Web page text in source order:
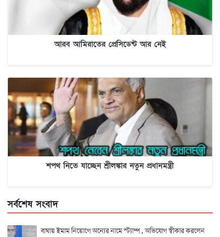
আরব আমিরাতের প্রেসিডেন্ট আর নেই
শপথ নিতে যাচ্ছেন শ্রীলঙ্কার নতুন প্রধানমন্ত্রী
সর্বশেষ সংবাদ
বাঘায় ইমাম নিয়োগে অন্যের নামে স্ট্যাম্প , অভিযোগ স্বীকার করলেন